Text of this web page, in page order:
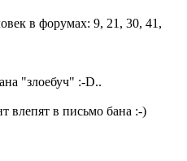
"злоебуч" :-D..
влепят в письмо бана :-)